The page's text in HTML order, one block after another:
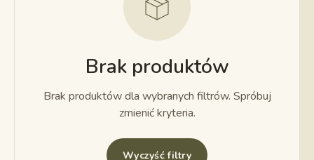
Brak produktów
Brak produktów dla wybranych filtrów. Spróbuj
zmienić kryteria.
Wyczyść filtry